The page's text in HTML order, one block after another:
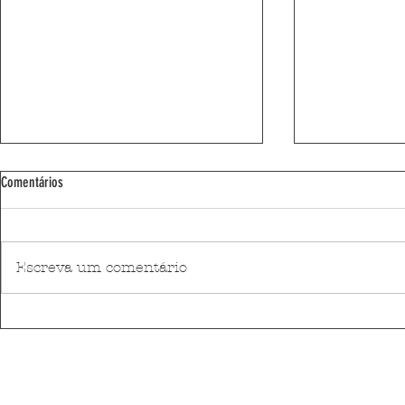
Cronograma do Ecocentro Móvel
Comentários
Escreva um comentário